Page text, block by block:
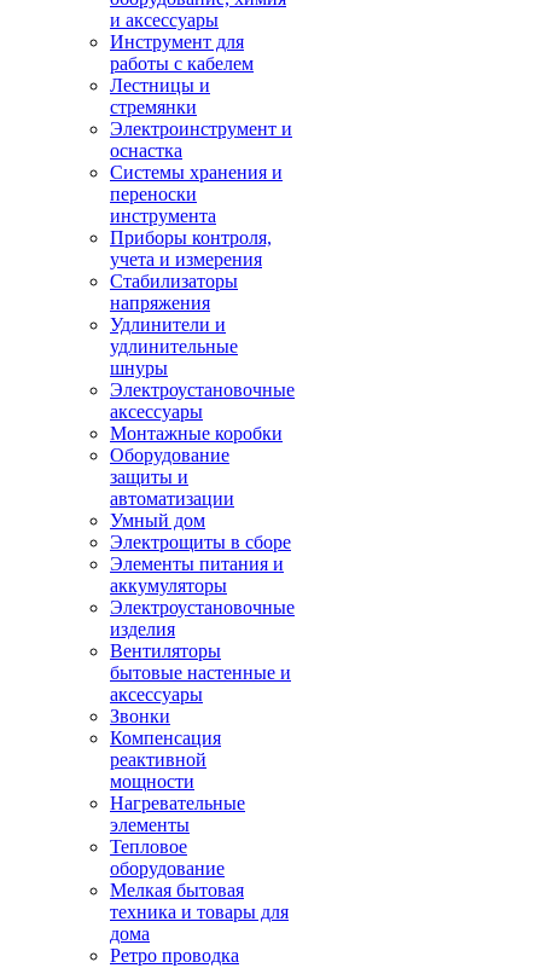
и аксессуары
Инструмент для
работы с кабелем
Лестницы и
стремянки
Электроинструмент и
оснастка
Системы хранения и
переноски
инструмента
Приборы контроля,
учета и измерения
Стабилизаторы
напряжения
Удлинители и
удлинительные
шнуры
Электроустановочные
аксессуары
Монтажные коробки
Оборудование
защиты и
автоматизации
Умный дом
Электрощиты в сборе
Элементы питания и
аккумуляторы
Электроустановочные
изделия
Вентиляторы
бытовые настенные и
аксессуары
Звонки
Компенсация
реактивной
мощности
Нагревательные
элементы
Тепловое
оборудование
Мелкая бытовая
техника и товары для
дома
Ретро проводка